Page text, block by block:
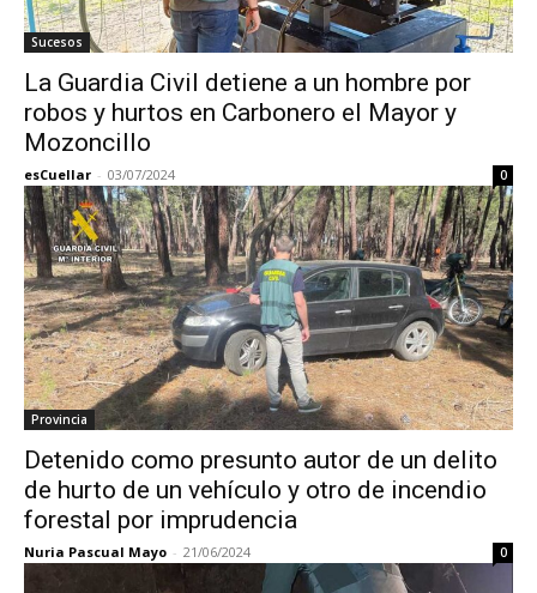
Sucesos
La Guardia Civil detiene a un hombre por
robos y hurtos en Carbonero el Mayor y
Mozoncillo
esCuellar - 03/07/2024 0
Provincia
Detenido como presunto autor de un delito
de hurto de un vehículo y otro de incendio
forestal por imprudencia
Nuria Pascual Mayo - 21/06/2024 0